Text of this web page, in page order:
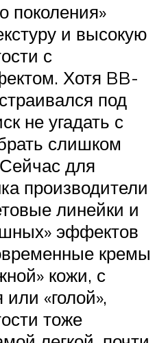
поколения»
и высокую
с
Хотя BB-
под
не угадать с
слишком
для
производители
линейки и
эффектов
кремы
кожи, с
«голой»,
тоже